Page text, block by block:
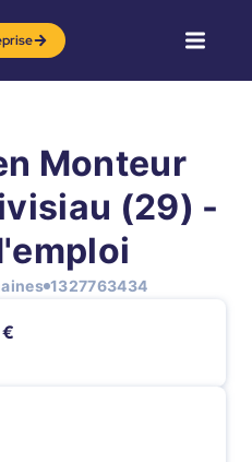
Monteur
(29) -
1327763434